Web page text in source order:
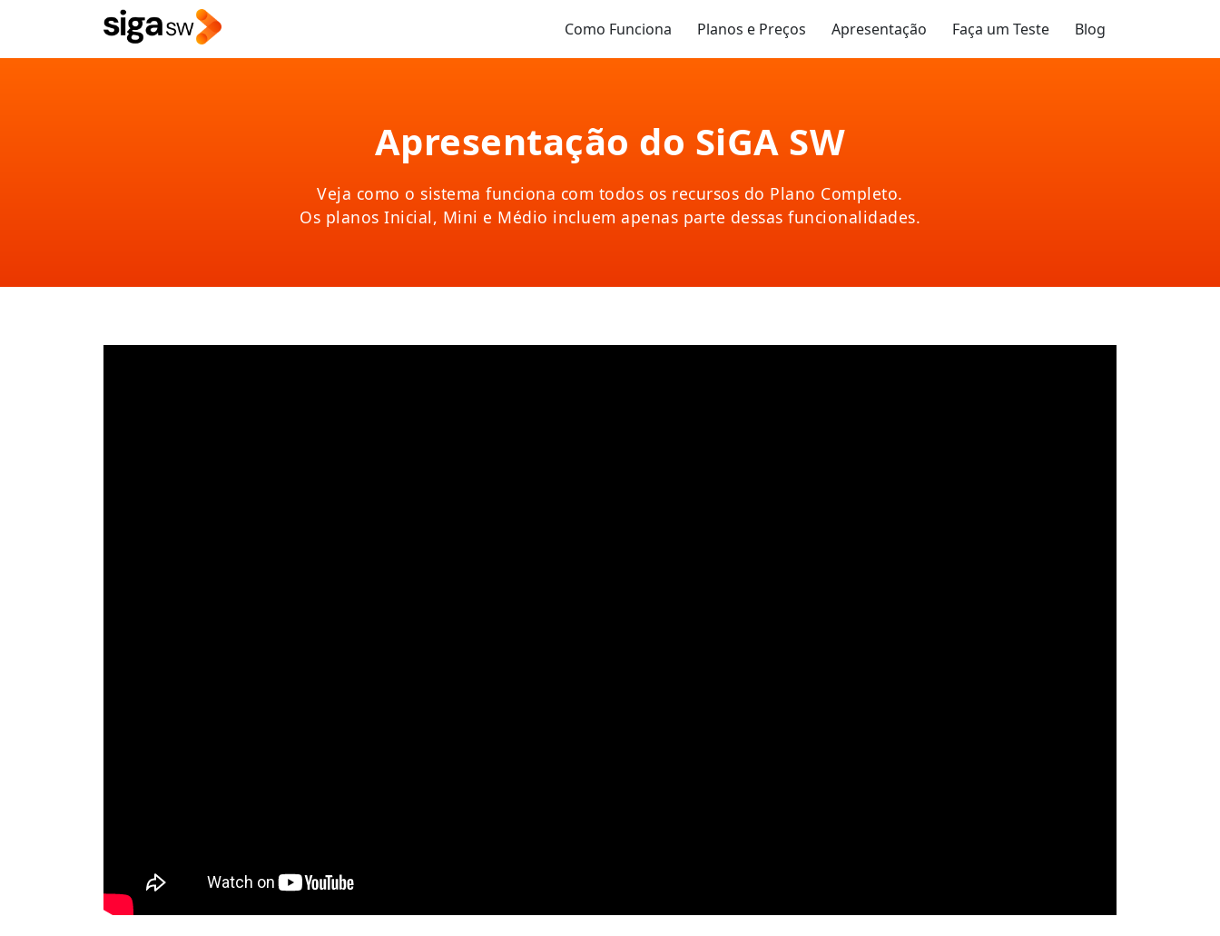
Como Funciona Planos e Preços Apresentação Faça um Teste Blog
Apresentação do SiGA SW
Veja como o sistema funciona com todos os recursos do Plano Completo.
Os planos Inicial, Mini e Médio incluem apenas parte dessas funcionalidades.